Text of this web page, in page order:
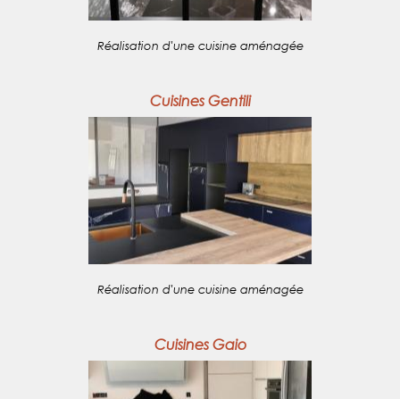
Réalisation d'une cuisine aménagée
Cuisines Gentili
Réalisation d'une cuisine aménagée
Cuisines Gaio